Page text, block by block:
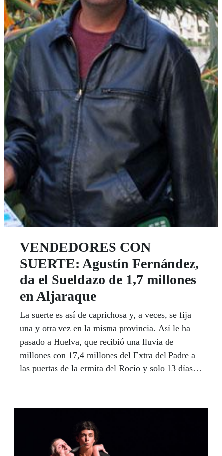
VENDEDORES CON
SUERTE: Agustín Fernández,
da el Sueldazo de 1,7 millones
en Aljaraque
La suerte es así de caprichosa y, a veces, se fija
una y otra vez en la misma provincia. Así le ha
pasado a Huelva, que recibió una lluvia de
millones con 17,4 millones del Extra del Padre a
las puertas de la ermita del Rocío y solo 13 días
localidad también onubense de Aljaraque, uno de
ellos afortunado con la paga de 300.000 euros al
contado y 5.000 euros al mes durante 20 años que
suman un millón y medio de euros para un único